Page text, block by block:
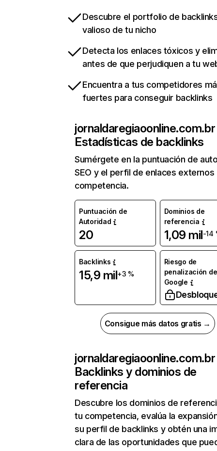
Descubre el portfolio de
valioso de tu nicho
Detecta los enlaces tóxicos y
antes de que perjudiquen a tu
Encuentra a tus competidores
fuertes para conseguir backlinks
jornaldaregiaoonline.com.br
Estadísticas de backlinks
Sumérgete en la puntuación de
SEO y el perfil de enlaces externos
competencia.
Puntuación de
Autoridad
20
Dominios de
referencia
1,09 mil-14
Backlinks
15,9 mil+3 %
Riesgo de
penalización de
Google
Consigue más datos gratis →
jornaldaregiaoonline.com.br
Backlinks y dominios de
referencia
Descubre los dominios de
tu competencia, evalúa la
su perfil de backlinks y obtén una
clara de las oportunidades que